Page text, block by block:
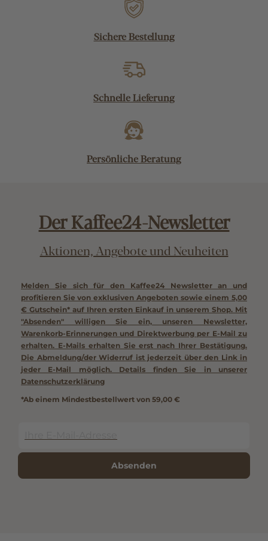
Sichere Bestellung
Schnelle Lieferung
Persönliche Beratung
Der Kaffee24-Newsletter
Aktionen, Angebote und Neuheiten
Melden Sie sich für den Kaffee24 Newsletter an und
profitieren Sie von exklusiven Angeboten sowie einem 5,00
€ Gutschein* auf Ihren ersten Einkauf in unserem Shop. Mit
"Absenden" willigen Sie ein, unseren Newsletter,
Warenkorb-Erinnerungen und Direktwerbung per E-Mail zu
erhalten. E-Mails erhalten Sie erst nach Ihrer Bestätigung.
Die Abmeldung/der Widerruf ist jederzeit über den Link in
jeder E-Mail möglich. Details finden Sie in unserer
Datenschutzerklärung
*Ab einem Mindestbestellwert von 59,00 €
Absenden